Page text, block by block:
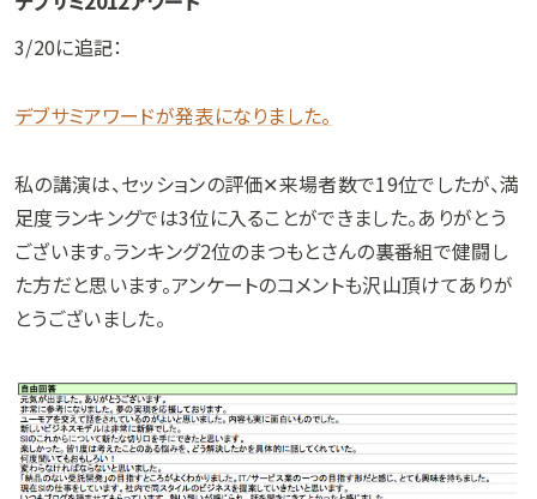
3/20に追記：
デブサミアワードが発表になりました。
私の講演は、セッションの評価✕来場者数で19位でしたが、満
足度ランキングでは3位に入ることができました。ありがとう
ございます。ランキング2位のまつもとさんの裏番組で健闘し
た方だと思います。アンケートのコメントも沢山頂けてありが
とうございました。